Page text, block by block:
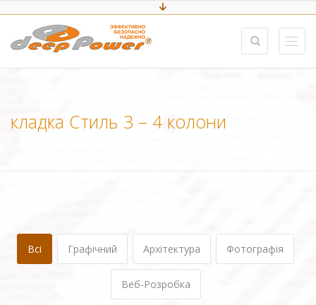
кладка Стиль 3 – 4 колони
Всі Графічний Архітектура Фотографія
Веб-Розробка